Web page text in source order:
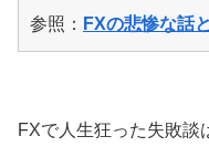
参照： FXの悲惨な話
FXで人生狂った失敗談